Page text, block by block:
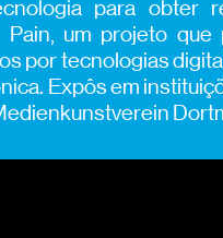
para obter
Pain, um projeto
por tecnologias
Expôs em